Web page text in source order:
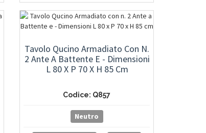
Tavolo Qucino Armadiato Con N.
2 Ante A Battente E - Dimensioni
L 80 X P 70 X H 85 Cm
Codice: Q857
Neutro